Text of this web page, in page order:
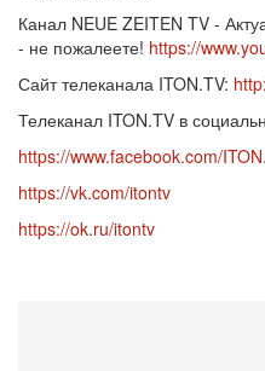
Канал NEUE ZEITEN TV -
- не пожалеете! https://
Сайт телеканала ITON.TV:
Телеканал ITON.TV в
https://www.facebook.com/
https://vk.com/itontv
https://ok.ru/itontv